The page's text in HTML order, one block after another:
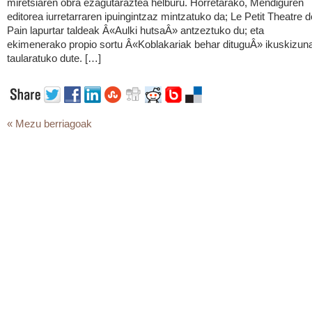
miretsiaren obra ezagutaraztea helburu. Horretarako, Mendiguren
editorea iurretarraren ipuingintzaz mintzatuko da; Le Petit Theatre
Pain lapurtar taldeak Â«Aulki hutsaÂ» antzeztuko du; eta
ekimenerako propio sortu Â«Koblakariak behar dituguÂ»
taularatuko dute. […]
« Mezu berriagoak